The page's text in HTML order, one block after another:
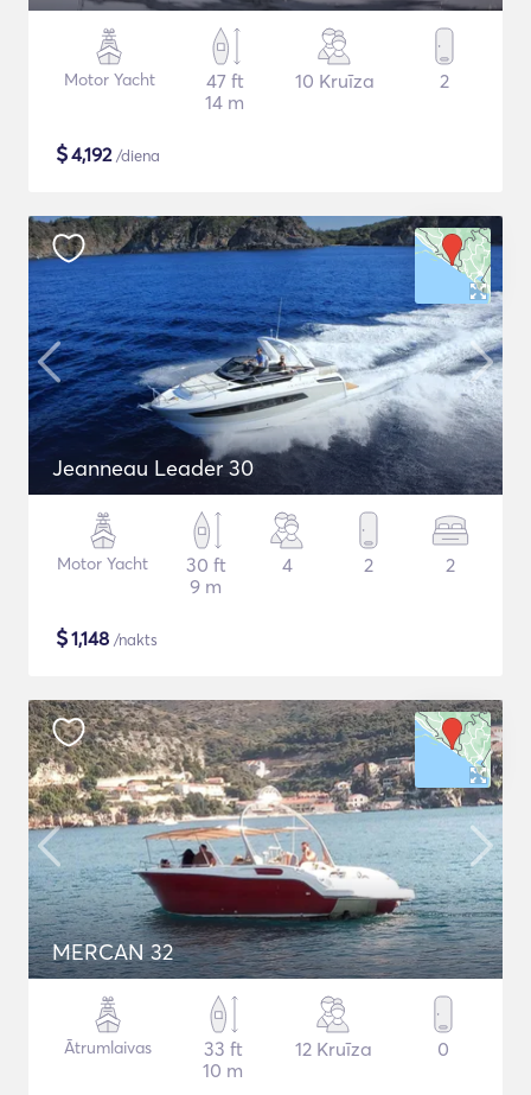
Motor Yacht
47 ft
14 m
10 Kruīza 2
$4,192/diena
Jeanneau Leader 30
Motor Yacht
30 ft
9 m
4 2 2
$1,148 /nakts
MERCAN 32
Ātrumlaivas
33 ft
10 m
12 Kruīza 0